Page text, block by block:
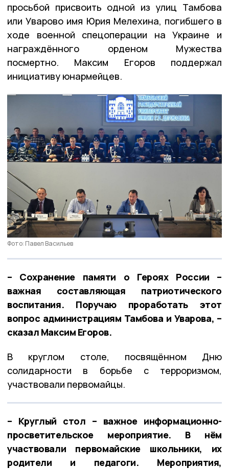
просьбой присвоить одной из улиц Тамбова
или Уварово имя Юрия Мелехина, погибшего в
ходе военной спецоперации на Украине и
награждённого орденом Мужества
посмертно. Максим Егоров поддержал
инициативу юнармейцев.
Фото: Павел Васильев
– Сохранение памяти о Героях России –
важная составляющая патриотического
воспитания. Поручаю проработать этот
вопрос администрациям Тамбова и Уварова, –
сказал Максим Егоров.
В круглом столе, посвящённом Дню
солидарности в борьбе с терроризмом,
участвовали первомайцы.
– Круглый стол – важное информационно-
просветительское мероприятие. В нём
участвовали первомайские школьники, их
родители и педагоги. Мероприятия,